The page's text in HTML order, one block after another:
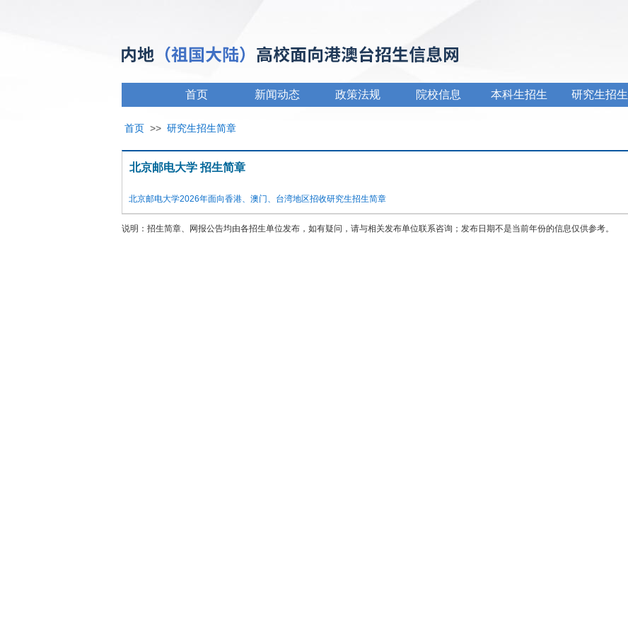
首页 新闻动态 政策法规 院校信息 本科生招生 研究生招生
首页 >> 研究生招生简章
北京邮电大学 招生简章
北京邮电大学2026年面向香港、澳门、台湾地区招收研究生招生简章
说明：招生简章、网报公告均由各招生单位发布，如有疑问，请与相关发布单位联系咨询；发布日期不是当前年份的信息仅供参考。